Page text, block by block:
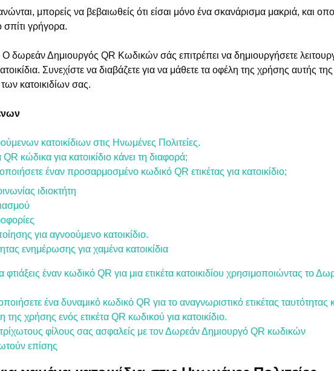
μπορείς να βεβαιωθείς ότι είσαι μόνο ένα σκανάρισμα μακριά, και
γρήγορα.
δωρεάν Δημιουργός QR Κωδικών σάς επιτρέπει να δημιουργήσετε
Συνεχίστε να διαβάζετε για να μάθετε τα οφέλη της χρήσης αυτής
κατοικιδίων σας.
κατοικίδιων στις Ηνωμένες Πολιτείες.
QR κώδικα για κατοικίδιο κάνει τη διαφορά;
έναν προσαρμοσμένο κωδικό QR ετικέτας για κατοικίδιο;
ιδιοκτήτη
για αγνοούμενο κατοικίδιο.
ενημέρωσης για χαμένα κατοικίδια
έναν κωδικό QR για μια ετικέτα κατοικιδίου χρησιμοποιώντας το
ένα δυναμικό κωδικό QR για το αναγνωριστικό ετικέτας ταυτότητας
χρήσης ενός ετικέτα QR κωδικού για κατοικίδιο.
φίλους σας ασφαλείς με τον Δωρεάν Δημιουργό QR κωδικών
επίσης